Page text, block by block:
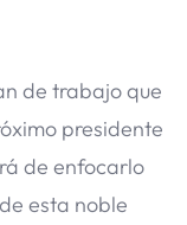
de trabajo que
presidente
de enfocarlo
esta noble